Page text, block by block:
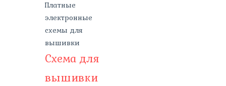
Платные
электронные
схемы для
вышивки
Схема для
вышивки